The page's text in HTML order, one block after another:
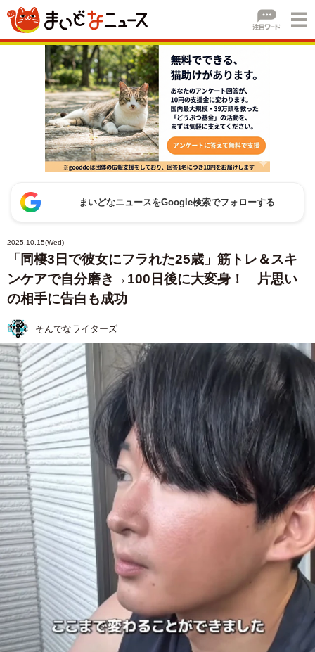
まいどなニュースをGoogle検索でフォローする
2025.10.15(Wed)
「同棲3日で彼女にフラれた25歳」筋トレ＆スキ
ンケアで自分磨き→100日後に大変身！ 片思い
の相手に告白も成功
そんでなライターズ